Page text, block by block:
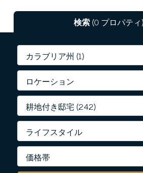
検索(0 プロパティ)